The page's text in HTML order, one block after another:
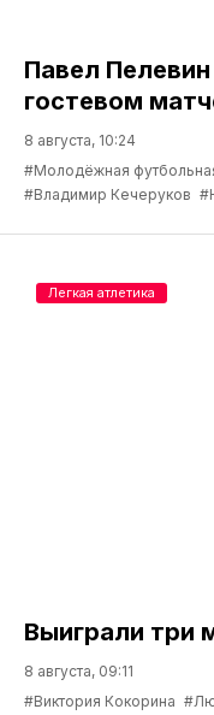
Павел
гостевом
8 августа, 10:24
#Молодёжная
#Владимир Кечеруков
Выиграли три
8 августа, 09:11
#Виктория Кокорина
Легкая атлетика